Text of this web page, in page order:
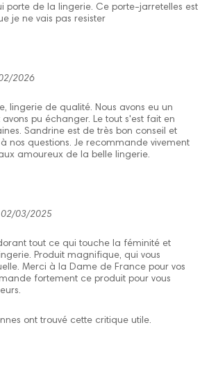
porte de la lingerie. Ce porte-jarretelles est
je ne vais pas resister
2026
lingerie de qualité. Nous avons eu un
pu échanger. Le tout s'est fait en
Sandrine est de très bon conseil et
nos questions. Je recommande vivement
amoureux de la belle lingerie.
02/03/2025
tout ce qui touche la féminité et
Produit magnifique, qui vous
Merci à la Dame de France pour vos
fortement ce produit pour vous
ont trouvé cette critique utile.